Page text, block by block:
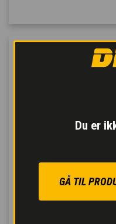
Du er
GÅ TIL